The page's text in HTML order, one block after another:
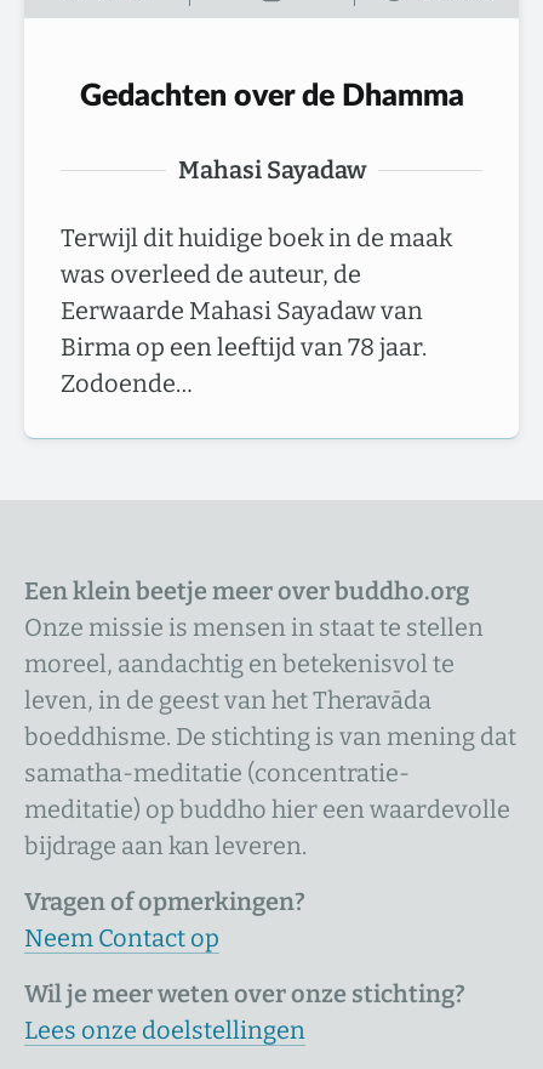
Gedachten over de Dhamma
Mahasi Sayadaw
Terwijl dit huidige boek in de maak
was overleed de auteur, de
Eerwaarde Mahasi Sayadaw van
Birma op een leeftijd van 78 jaar.
Zodoende…
Een klein beetje meer over buddho.org
Onze missie is mensen in staat te stellen
moreel, aandachtig en betekenisvol te
leven, in de geest van het Theravāda
boeddhisme. De stichting is van mening dat
samatha-meditatie (concentratie-
meditatie) op buddho hier een waardevolle
bijdrage aan kan leveren.
Vragen of opmerkingen?
Neem Contact op
Wil je meer weten over onze stichting?
Lees onze doelstellingen